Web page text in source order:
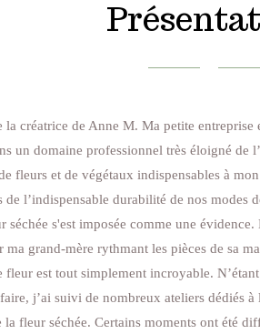
la créatrice de Anne M. Ma petite
un domaine professionnel très éloigné
fleurs et de végétaux indispensables à
de l’indispensable durabilité de nos modes
s'est imposée comme une
ma grand-mère rythmant les pièces de sa
fleur est tout simplement incroyable.
j’ai suivi de nombreux ateliers dédiés
la fleur séchée. Certains moments ont été